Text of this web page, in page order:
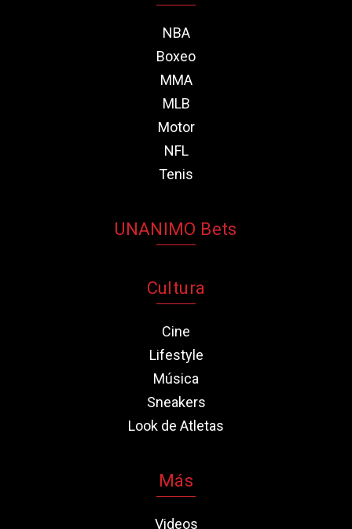
NBA
Boxeo
MMA
MLB
Motor
NFL
Tenis
UNANIMO Bets
Cultura
Cine
Lifestyle
Música
Sneakers
Look de Atletas
Más
Videos